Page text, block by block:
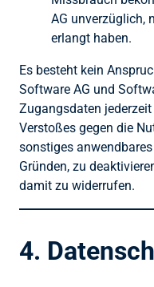
AG unverzüglich,
erlangt haben.
Es besteht kein
Software AG und
Zugangsdaten
Verstoßes gegen die
sonstiges
Gründen, zu
damit zu widerrufen.
4.